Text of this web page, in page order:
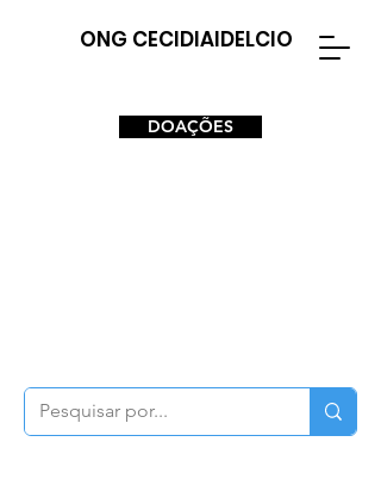
ONG CECIDIAIDELCIO
DOAÇÕES